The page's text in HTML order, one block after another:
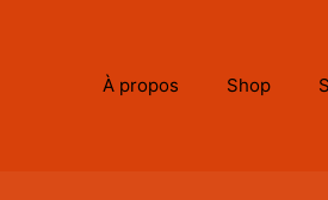
À propos Shop